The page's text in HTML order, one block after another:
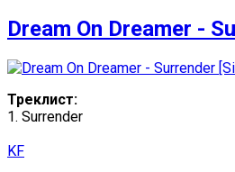
Dream On Dreamer -
Треклист:
1. Surrender
KF